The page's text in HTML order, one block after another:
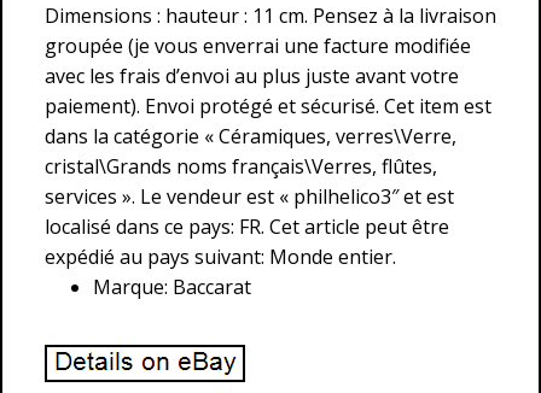
Dimensions : hauteur : 11 cm. Pensez à la livraison
groupée (je vous enverrai une facture modifiée
avec les frais d’envoi au plus juste avant votre
paiement). Envoi protégé et sécurisé. Cet item est
dans la catégorie « Céramiques, verres\Verre,
cristal\Grands noms français\Verres, flûtes,
services ». Le vendeur est « philhelico3″ et est
localisé dans ce pays: FR. Cet article peut être
expédié au pays suivant: Monde entier.
Marque: Baccarat